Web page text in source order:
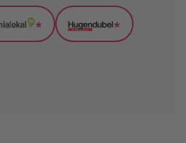
GenialLokal
*
Hugendubel
*